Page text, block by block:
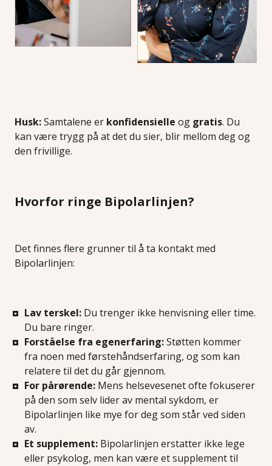
Husk:Samtalene er konfidensielle og gratis. Du
kan være trygg på at det du sier, blir mellom deg og
den frivillige.
Hvorfor ringe Bipolarlinjen?
Det finnes flere grunner til å ta kontakt med
Bipolarlinjen:
Lav terskel: Du trenger ikke henvisning eller time.
Du bare ringer.
Forståelse fra egenerfaring:Støtten kommer
fra noen med førstehåndserfaring, og som kan
relatere til det du går gjennom.
For pårørende: Mens helsevesenet ofte fokuserer
på den som selv lider av mental sykdom, er
Bipolarlinjen like mye for deg som står ved siden
av.
Et supplement: Bipolarlinjen erstatter ikke lege
eller psykolog, men kan være et supplement til